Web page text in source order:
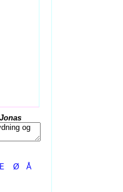
Jonas
Ø Å